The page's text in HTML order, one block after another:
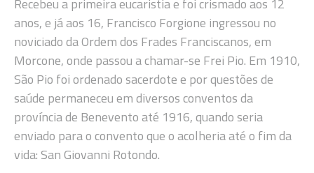
anos, e já aos 16, Francisco Forgione ingressou no
noviciado da Ordem dos Frades Franciscanos, em
Morcone, onde passou a chamar-se Frei Pio. Em 1910,
São Pio foi ordenado sacerdote e por questões de
saúde permaneceu em diversos conventos da
província de Benevento até 1916, quando seria
enviado para o convento que o acolheria até o fim da
vida: San Giovanni Rotondo.